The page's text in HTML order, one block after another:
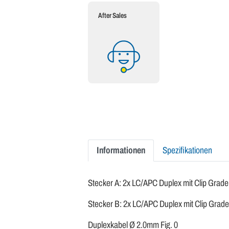
After Sales
Informationen Spezifikationen
Stecker A: 2x LC/APC Duplex mit Clip
Stecker B: 2x LC/APC Duplex mit Clip
Duplexkabel Ø 2.0mm Fig. 0